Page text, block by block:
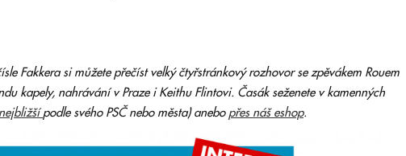
Fakkera si můžete přečíst velký čtyřstránkový rozhovor se zpěvákem Rouem
kapely, nahrávání v Praze i Keithu Flintovi. Časák seženete v kamenných
podle svého PSČ nebo města) anebo přes náš eshop.